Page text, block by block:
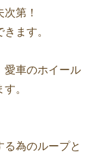
第！
ます。
愛車のホイール
。
為のループと